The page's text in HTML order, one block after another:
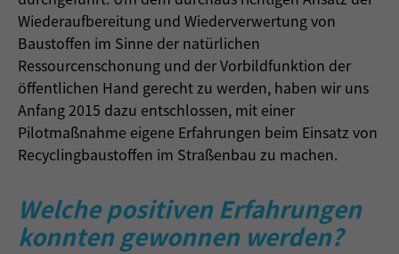
Wiederaufbereitung und Wiederverwertung von
Baustoffen im Sinne der natürlichen
Ressourcenschonung und der Vorbildfunktion der
öffentlichen Hand gerecht zu werden, haben wir uns
Anfang 2015 dazu entschlossen, mit einer
Pilotmaßnahme eigene Erfahrungen beim Einsatz von
Recyclingbaustoffen im Straßenbau zu machen.
Welche positiven Erfahrungen
konnten gewonnen werden?